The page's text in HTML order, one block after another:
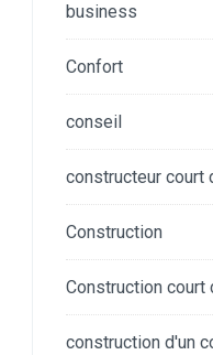
business
Confort
conseil
constructeur court
Construction
Construction court
construction d'un